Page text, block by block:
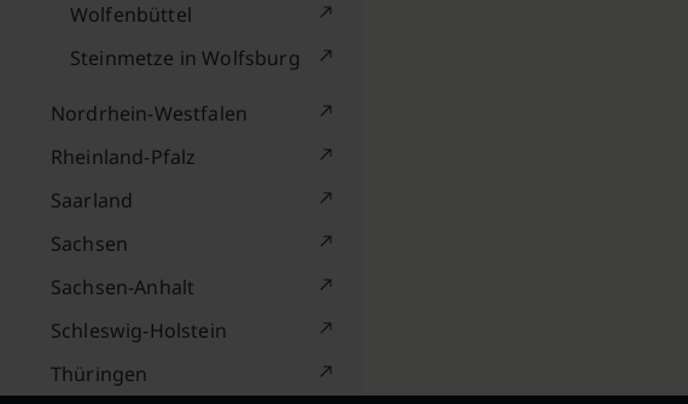
Wolfenbüttel
Steinmetze in Wolfsburg
Nordrhein-Westfalen
Rheinland-Pfalz
Saarland
Sachsen
Sachsen-Anhalt
Schleswig-Holstein
Thüringen